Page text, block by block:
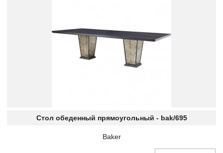
Стол обеденный прямоугольный - bak/695
Baker